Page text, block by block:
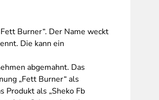
Burner“. Der Name weckt
Die kann ein
abgemahnt. Das
„Fett Burner“ als
Produkt als „Sheko Fb